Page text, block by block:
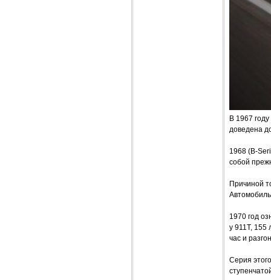
В 1967
доведена
1968 (B-
собой
Причиной
1970 год
у 911T, 155
час и
Серия